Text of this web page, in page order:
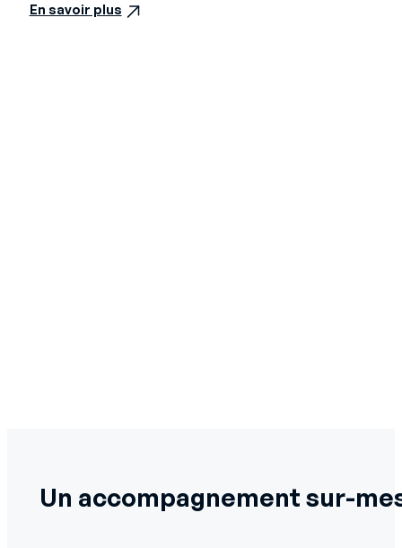
En savoir plus
Un accompagnement sur-